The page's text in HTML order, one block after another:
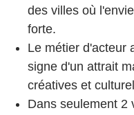
des villes où
forte.
Le métier d'acteur
signe d'un attrait
créatives et
Dans seulement 2